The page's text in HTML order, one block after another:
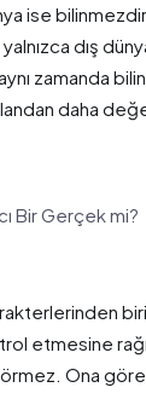
ise
dış
zamanda
daha
Bir Gerçek mi?
etmesine
Ona